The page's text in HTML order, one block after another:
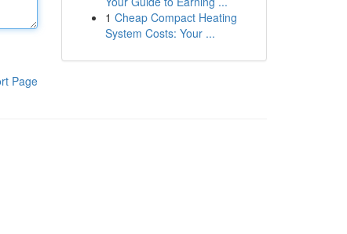
Page
1 Cheap Compact Heating
System Costs: Your ...